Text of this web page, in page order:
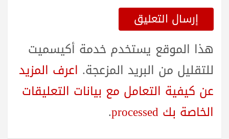
هذا الموقع يستخدم خدمة أكيسميت
للتقليل من البريد المزعجة. اعرف المزيد
عن كيفية التعامل مع بيانات التعليقات
الخاصة بك processed
.